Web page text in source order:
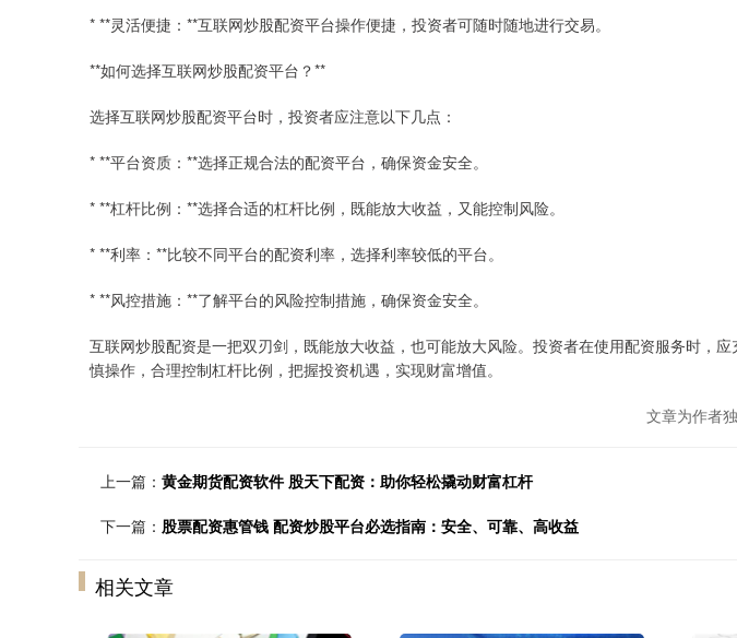
* **灵活便捷：**互联网炒股配资平台操作便捷，投资者可随时随地进行交易。
**如何选择互联网炒股配资平台？**
选择互联网炒股配资平台时，投资者应注意以下几点：
* **平台资质：**选择正规合法的配资平台，确保资金安全。
* **杠杆比例：**选择合适的杠杆比例，既能放大收益，又能控制风险。
* **利率：**比较不同平台的配资利率，选择利率较低的平台。
* **风控措施：**了解平台的风险控制措施，确保资金安全。
互联网炒股配资是一把双刃剑，既能放大收益，也可能放大风险。投资者在使用配资服务时，
慎操作，合理控制杠杆比例，把握投资机遇，实现财富增值。
文章为作者
上一篇： 黄金期货配资软件 股天下配资：助你轻松撬动财富杠杆
下一篇： 股票配资惠管钱 配资炒股平台必选指南：安全、可靠、高收益
相关文章